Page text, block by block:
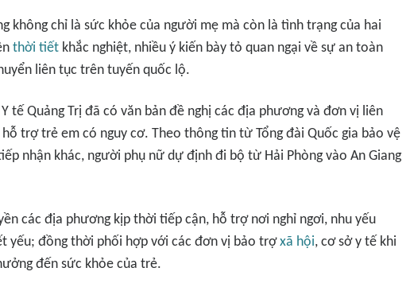
không chỉ là sức khỏe của người mẹ mà còn là tình trạng của hai
thời tiết khắc nghiệt, nhiều ý kiến bày tỏ quan ngại về sự an toàn
liên tục trên tuyến quốc lộ.
tế Quảng Trị đã có văn bản đề nghị các địa phương và đơn vị liên
trợ trẻ em có nguy cơ. Theo thông tin từ Tổng đài Quốc gia bảo vệ
nhận khác, người phụ nữ dự định đi bộ từ Hải Phòng vào An Giang
các địa phương kịp thời tiếp cận, hỗ trợ nơi nghỉ ngơi, nhu yếu
yếu; đồng thời phối hợp với các đơn vị bảo trợxã hội, cơ sở y tế khi
đến sức khỏe của trẻ.